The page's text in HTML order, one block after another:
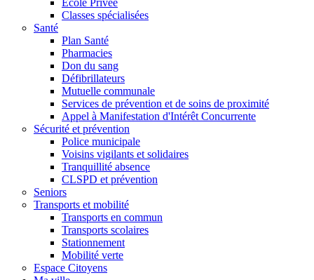
Ecole Privée
Classes spécialisées
Santé
Plan Santé
Pharmacies
Don du sang
Défibrillateurs
Mutuelle communale
Services de prévention et de soins de proximité
Appel à Manifestation d'Intérêt Concurrente
Sécurité et prévention
Police municipale
Voisins vigilants et solidaires
Tranquillité absence
CLSPD et prévention
Seniors
Transports et mobilité
Transports en commun
Transports scolaires
Stationnement
Mobilité verte
Espace Citoyens